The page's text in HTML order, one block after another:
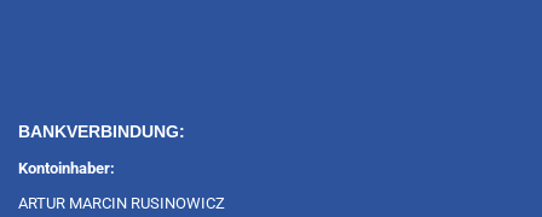
BANKVERBINDUNG:
Kontoinhaber:
ARTUR MARCIN RUSINOWICZ